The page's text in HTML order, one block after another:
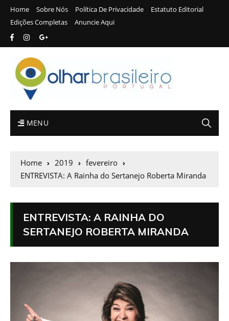
Home Sobre Nós Política De Privacidade
Estatuto Editorial
Edições Completas
Anuncie Aqui
MENU
Home 2019
fevereiro
ENTREVISTA: A Rainha do Sertanejo Roberta Miranda
ENTREVISTA: A RAINHA DO
SERTANEJO ROBERTA MIRANDA